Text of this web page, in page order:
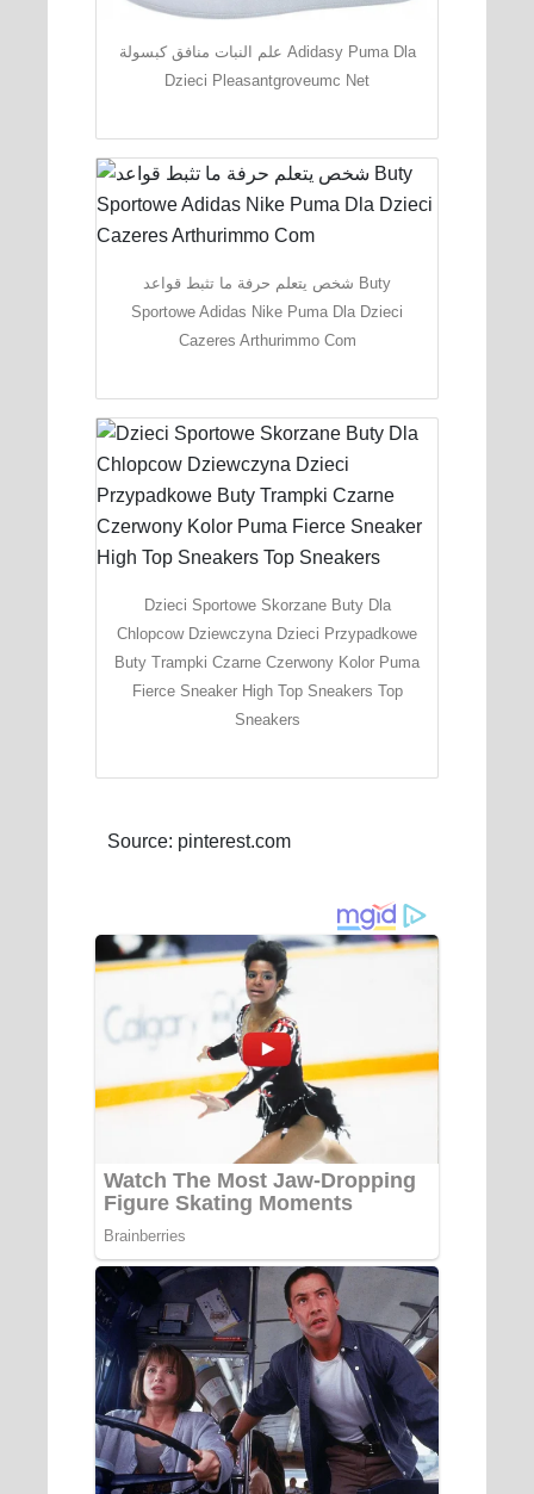
علم النبات منافق كبسولة Adidasy Puma Dla
Dzieci Pleasantgroveumc Net
شخص يتعلم حرفة ما تثبط قواعد Buty
Sportowe Adidas Nike Puma Dla Dzieci
Cazeres Arthurimmo Com
Dzieci Sportowe Skorzane Buty Dla
Chlopcow Dziewczyna Dzieci Przypadkowe
Buty Trampki Czarne Czerwony Kolor Puma
Fierce Sneaker High Top Sneakers Top
Sneakers
Source: pinterest.com